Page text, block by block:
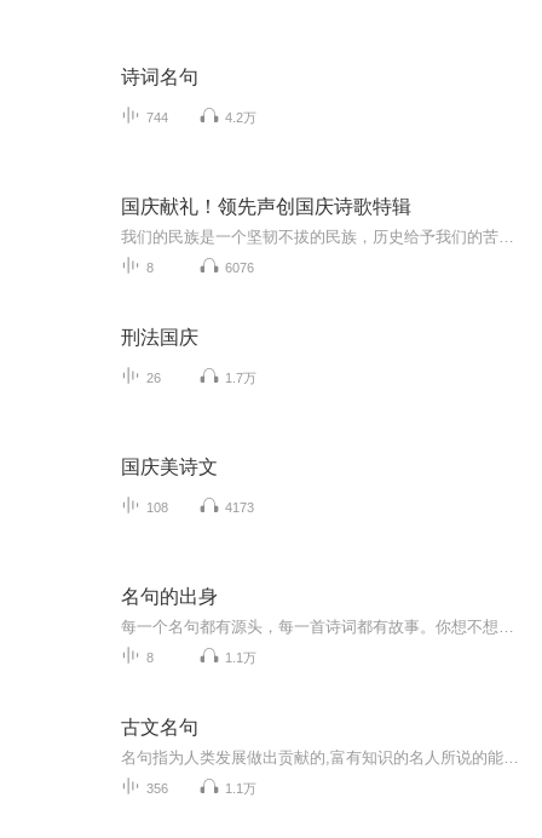
诗词名句
744 4.2万
国庆献礼！领先声创国庆诗歌特辑
8 6076
刑法国庆
26 1.7万
国庆美诗文
108 4173
名句的出身
8 1.1万
古文名句
356 1.1万